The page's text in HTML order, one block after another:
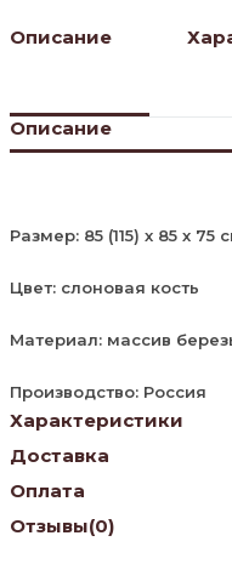
Описание
Описание
Размер: 85 (115) х 85 х 75
Цвет: слоновая кость
Материал: массив
Производство: Россия
Характеристики
Доставка
Оплата
Отзывы(0)